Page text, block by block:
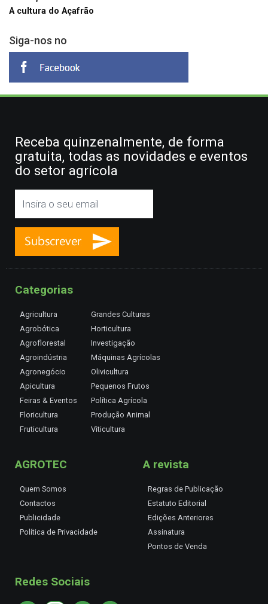
A cultura do Açafrão
Siga-nos no
Receba quinzenalmente, de forma
gratuita, todas as novidades e eventos
do setor agrícola
Categorias
Agricultura
Agrobótica
Agroflorestal
Agroindústria
Agronegócio
Apicultura
Feiras & Eventos
Floricultura
Fruticultura
Grandes Culturas
Horticultura
Investigação
Máquinas Agrícolas
Olivicultura
Pequenos Frutos
Política Agrícola
Produção Animal
Viticultura
AGROTEC
Quem Somos
Contactos
Publicidade
Política de Privacidade
A revista
Regras de Publicação
Estatuto Editorial
Edições Anteriores
Assinatura
Pontos de Venda
Redes Sociais